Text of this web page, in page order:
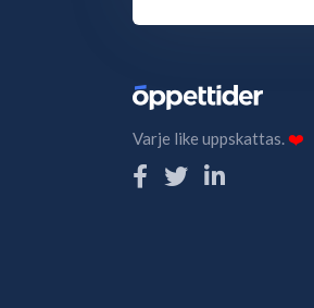
Varje like uppskattas.❤️